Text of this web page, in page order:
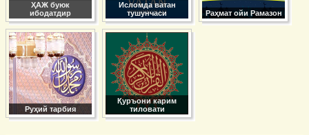
ҲАЖ буюк
ибодатдир
Исломда ватан
тушунчаси
Раҳмат ойи Рамазон
Руҳий тарбия
Қуръони карим
тиловати